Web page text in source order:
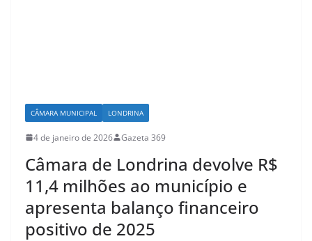
CÂMARA MUNICIPAL LONDRINA
4 de janeiro de 2026 Gazeta 369
Câmara de Londrina devolve R$
11,4 milhões ao município e
apresenta balanço financeiro
positivo de 2025